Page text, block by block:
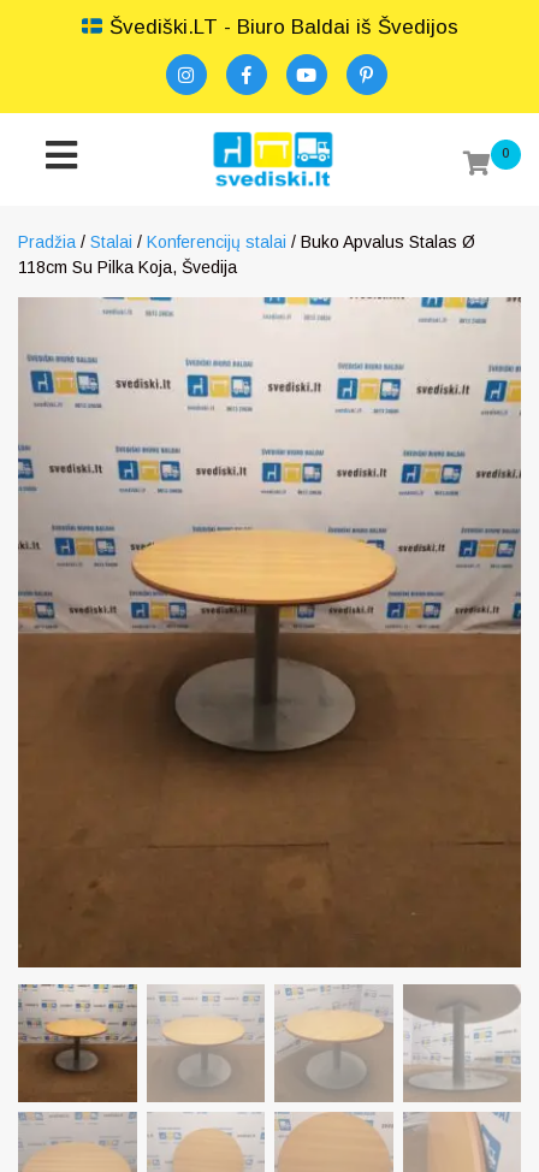
Švediški.LT - Biuro Baldai iš Švedijos
0
Pradžia / Stalai / Konferencijų stalai / Buko Apvalus Stalas Ø
118cm Su Pilka Koja, Švedija